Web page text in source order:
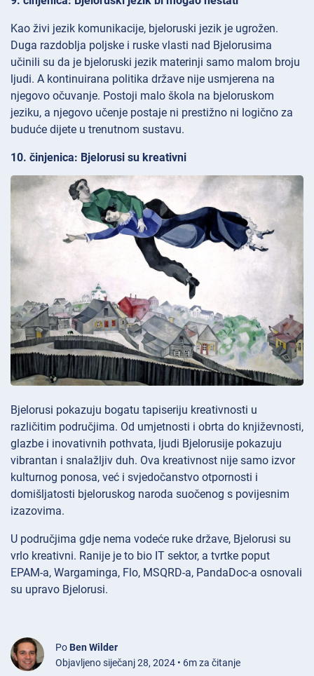
Kao živi jezik komunikacije, bjeloruski jezik je ugrožen.
Duga razdoblja poljske i ruske vlasti nad Bjelorusima
učinili su da je bjeloruski jezik materinji samo malom broju
ljudi. A kontinuirana politika države nije usmjerena na
njegovo očuvanje. Postoji malo škola na bjeloruskom
jeziku, a njegovo učenje postaje ni prestižno ni logično za
buduće dijete u trenutnom sustavu.
10. činjenica: Bjelorusi su kreativni
Bjelorusi pokazuju bogatu tapiseriju kreativnosti u
različitim područjima. Od umjetnosti i obrta do književnosti,
glazbe i inovativnih pothvata, ljudi Bjelorusije pokazuju
vibrantan i snalažljiv duh. Ova kreativnost nije samo izvor
kulturnog ponosa, već i svjedočanstvo otpornosti i
domišljatosti bjeloruskog naroda suočenog s povijesnim
izazovima.
U područjima gdje nema vodeće ruke države, Bjelorusi su
vrlo kreativni. Ranije je to bio IT sektor, a tvrtke poput
EPAM-a, Wargaminga, Flo, MSQRD-a, PandaDoc-a osnovali
su upravo Bjelorusi.
Po Ben Wilder
Objavljeno siječanj 28, 2024 • 6m za čitanje